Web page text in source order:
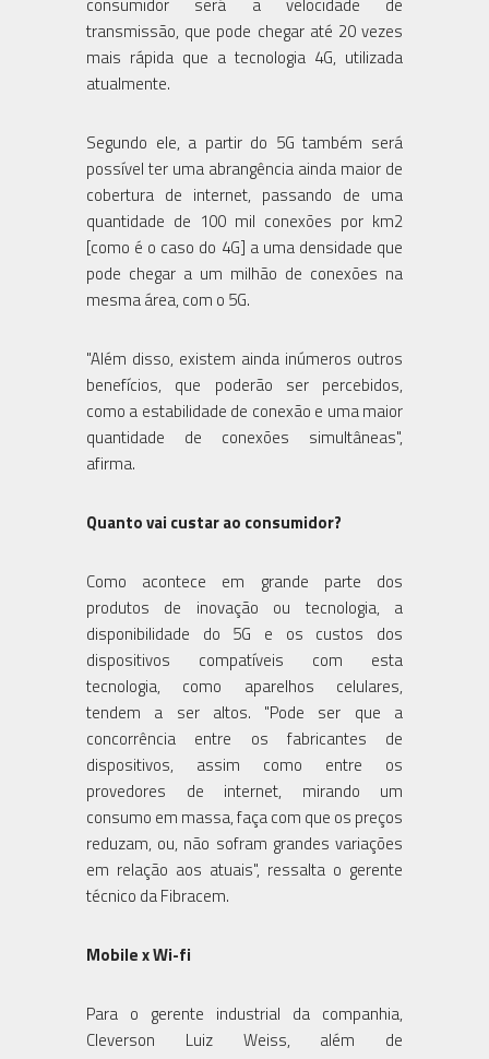
transmissão, que pode chegar até 20 vezes
mais rápida que a tecnologia 4G, utilizada
atualmente.
Segundo ele, a partir do 5G também será
possível ter uma abrangência ainda maior de
cobertura de internet, passando de uma
quantidade de 100 mil conexões por km2
[como é o caso do 4G] a uma densidade que
pode chegar a um milhão de conexões na
mesma área, com o 5G.
"Além disso, existem ainda inúmeros outros
benefícios, que poderão ser percebidos,
como a estabilidade de conexão e uma maior
quantidade de conexões simultâneas",
afirma.
Quanto vai custar ao consumidor?
Como acontece em grande parte dos
produtos de inovação ou tecnologia, a
disponibilidade do 5G e os custos dos
dispositivos compatíveis com esta
tecnologia, como aparelhos celulares,
tendem a ser altos. "Pode ser que a
concorrência entre os fabricantes de
dispositivos, assim como entre os
provedores de internet, mirando um
consumo em massa, faça com que os preços
reduzam, ou, não sofram grandes variações
em relação aos atuais", ressalta o gerente
técnico da Fibracem.
Mobile x Wi-fi
Para o gerente industrial da companhia,
Cleverson Luiz Weiss, além de